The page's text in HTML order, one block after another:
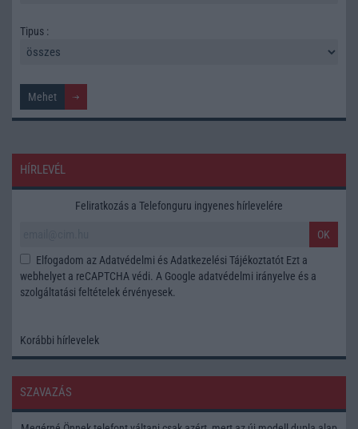
Tipus :
HÍRLEVÉL
Feliratkozás a Telefonguru ingyenes hírlevelére
OK
Elfogadom az Adatvédelmi és Adatkezelési Tájékoztatót Ezt a
webhelyet a reCAPTCHA védi. A Google adatvédelmi irányelve és a
szolgáltatási feltételek érvényesek.
Korábbi hírlevelek
SZAVAZÁS